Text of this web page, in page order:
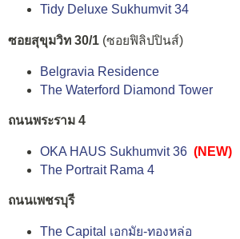
Tidy Deluxe Sukhumvit 34
ซอยสุขุมวิท 30/1 (ซอยฟิลิปปินส์)
Belgravia Residence
The Waterford Diamond Tower
ถนนพระราม 4
OKA HAUS Sukhumvit 36 (NEW)
The Portrait Rama 4
ถนนเพชรบุรี
The Capital เอกมัย-ทองหล่อ